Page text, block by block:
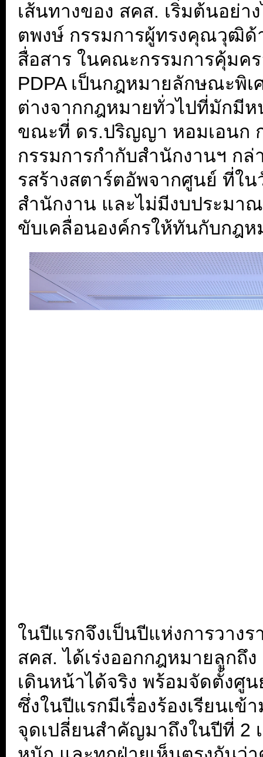
เส้นทางของ สคส. เริ่มต้นอย่
ตพงษ์ กรรมการผู้ทรงคุณวุฒิด้
สื่อสาร ในคณะกรรมการคุ้มค
PDPA เป็นกฎหมายลักษณะพิ
ต่างจากกฎหมายทั่วไปที่มักมี
ขณะที่ ดร.ปริญญา หอมเอนก
กรรมการกำกับสำนักงานฯ กล่
รสร้างสตาร์ตอัพจากศูนย์ ที่ใ
สำนักงาน และไม่มีงบประมา
ขับเคลื่อนองค์กรให้ทันกับกฎ
ในปีแรกจึงเป็นปีแห่งการวาง
สคส. ได้เร่งออกกฎหมายลูกถึ
เดินหน้าได้จริง พร้อมจัดตั้งศูน
ซึ่งในปีแรกมีเรื่องร้องเรียนเข้
จุดเปลี่ยนสำคัญมาถึงในปีที่ 2